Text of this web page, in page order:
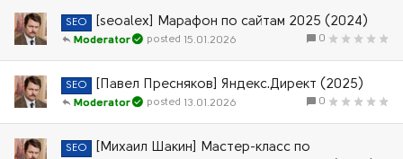
SEO [seoalex] Марафон по сайтам 2025 (2024)
0
15.01.2026
Moderator
SEO [Павел Пресняков] Яндекс.Директ (2025)
0
13.01.2026
Moderator
SEO
[Михаил Шакин] Мастер-класс по